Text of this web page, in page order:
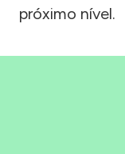
próximo nível.